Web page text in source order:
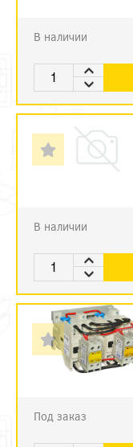
В наличии
В наличии
Под заказ